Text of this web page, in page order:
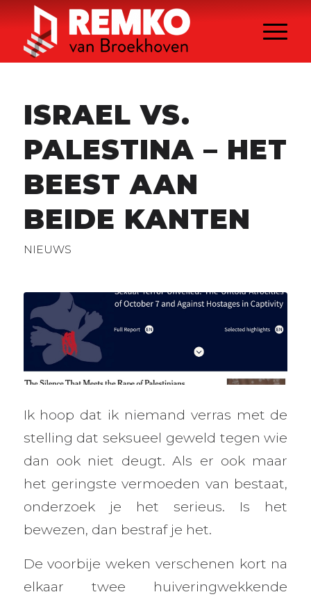
ISRAEL VS.
PALESTINA – HET
BEEST AAN
BEIDE KANTEN
NIEUWS
Ik hoop dat ik niemand verras met de
stelling dat seksueel geweld tegen wie
dan ook niet deugt. Als er ook maar
het geringste vermoeden van bestaat,
onderzoek je het serieus. Is het
bewezen, dan bestraf je het.
De voorbije weken verschenen kort na
elkaar twee huiveringwekkende